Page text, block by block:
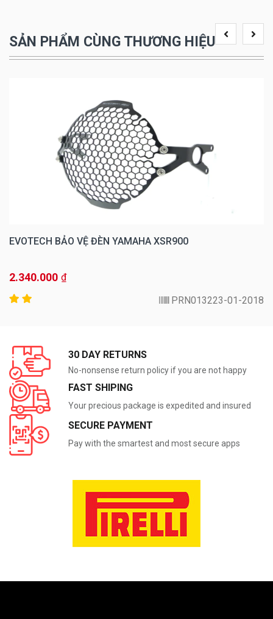
SẢN PHẨM CÙNG THƯƠNG HIỆU
EVOTECH BẢO VỆ ĐÈN YAMAHA XSR900
2.340.000 ₫
PRN013223-01-2018
30 DAY RETURNS
No-nonsense return policy if you are not happy
FAST SHIPING
Your precious package is expedited and insured
SECURE PAYMENT
Pay with the smartest and most secure apps